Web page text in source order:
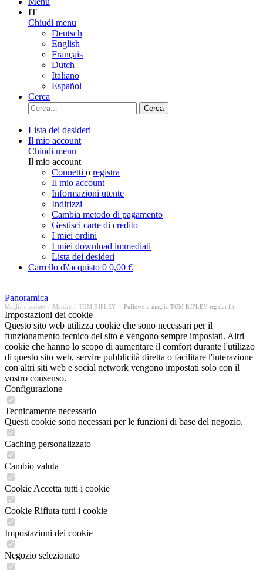
IT
Chiudi menu
Deutsch
English
Français
Dutch
Italiano
Español
Cerca
Cerca
Lista dei desideri
Il mio account
Chiudi menu
Il mio account
Connetti o registra
Il mio account
Informazioni utente
Indirizzi
Cambia metodo di pagamento
Gestisci carte di credito
I miei ordini
I miei download immediati
Lista dei desideri
Carrello d\'acquisto 0 0,00 €
Panoramica
Maglia e sudore Marche TOM RIPLEY Pullover a maglia TOM RIPLEY regular fit
Impostazioni dei cookie
Questo sito web utilizza cookie che sono necessari per il
funzionamento tecnico del sito e vengono sempre impostati. Altri
cookie che hanno lo scopo di aumentare il comfort durante l'utilizzo
di questo sito web, servire pubblicità diretta o facilitare l'interazione
con altri siti web e social network vengono impostati solo con il
vostro consenso.
Configurazione
Tecnicamente necessario
Questi cookie sono necessari per le funzioni di base del negozio.
Caching personalizzato
Cambio valuta
Cookie Accetta tutti i cookie
Cookie Rifiuta tutti i cookie
Impostazioni dei cookie
Negozio selezionato